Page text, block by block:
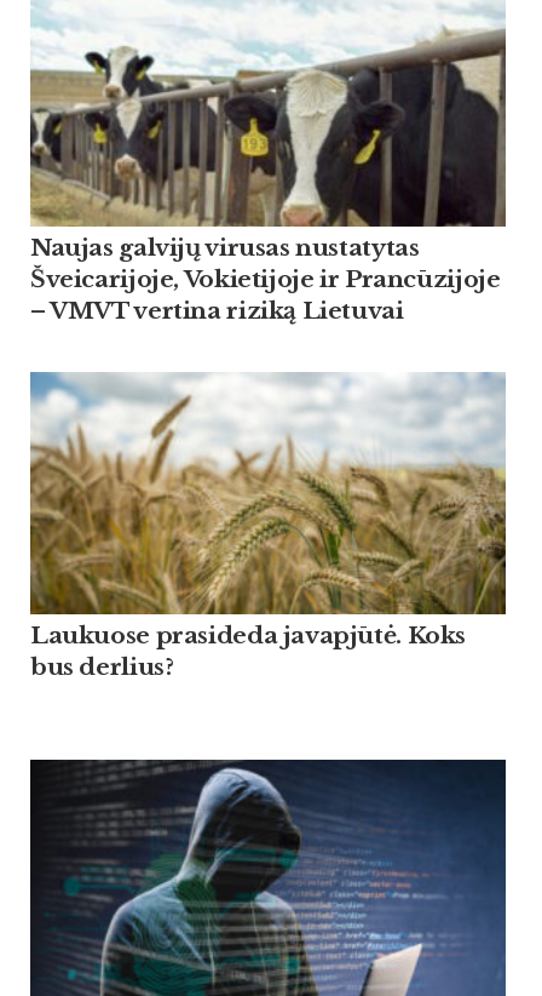
Naujas galvijų virusas nustatytas
Šveicarijoje, Vokietijoje ir Prancūzijoje
– VMVT vertina riziką Lietuvai
Lau­kuo­se pra­si­de­da ja­vapjūtė. Koks
bus der­lius?